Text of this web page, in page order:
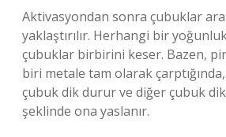
Aktivasyondan sonra çubuklar
yaklaştırılır. Herhangi bir
çubuklar birbirini keser. Bazen,
biri metale tam olarak
çubuk dik durur ve diğer çubuk dik
şeklinde ona yaslanır.